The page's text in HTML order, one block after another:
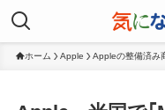
ホーム Apple Appleの整備済み